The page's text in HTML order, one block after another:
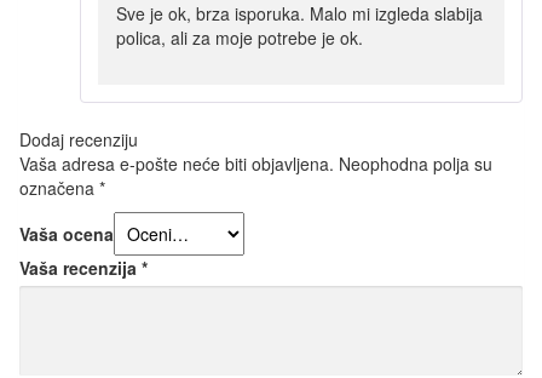
Sve je ok, brza isporuka. Malo mi izgleda slabija
polica, ali za moje potrebe je ok.
Dodaj recenziju
Vaša adresa e-pošte neće biti objavljena. Neophodna polja su
označena *
Vaša ocena
Vaša recenzija *